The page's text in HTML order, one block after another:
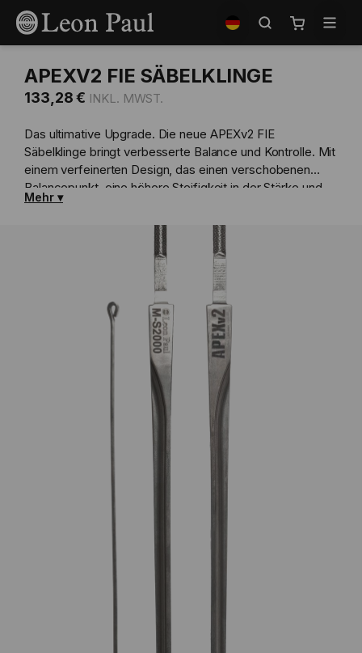
Zum
Inhalt
springen
auswählen
Mein
APEXV2 FIE SÄBELKLINGE
133,28 €
Das ultimative Upgrade. Die neue APEXv2 FIE
Säbelklinge bringt verbesserte Balance und Kontrolle. Mit
einem verfeinerten Design, das einen verschobenen
Balancepunkt, eine höhere Steifigkeit in der Stärke und
eine leichtere Spitze bietet, sorgt diese Klinge für
unübertroffene Agilität, Haltbarkeit und Präzision.
Mehr